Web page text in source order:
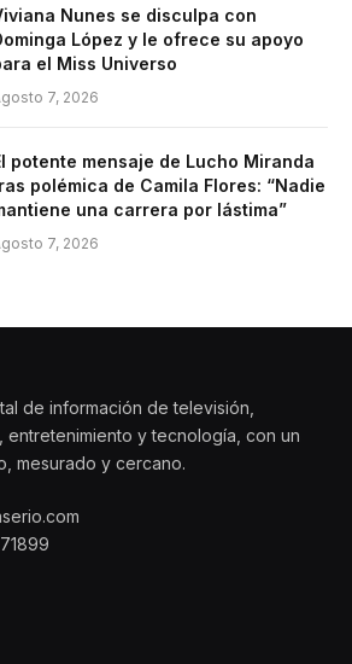
Nunes se disculpa con
López y le ofrece su apoyo
el Miss Universo
7, 2026
potente mensaje de Lucho Miranda
polémica de Camila Flores: “Nadie
una carrera por lástima”
7, 2026
de información de televisión,
entretenimiento y tecnología, con un
mesurado y cercano.